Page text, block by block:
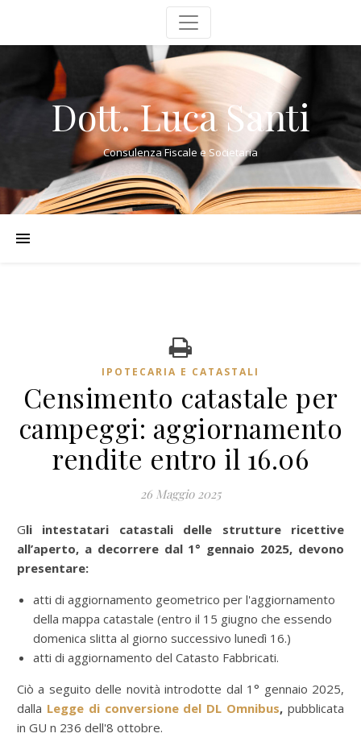
Dott. Luca Santi
Consulenza Fiscale e Societaria
IPOTECARIA E CATASTALI
Censimento catastale per
campeggi: aggiornamento
rendite entro il 16.06
26 Maggio 2025
Gli intestatari catastali delle strutture ricettive
all’aperto, a decorrere dal 1° gennaio 2025, devono
presentare:
atti di aggiornamento geometrico per l'aggiornamento
della mappa catastale (entro il 15 giugno che essendo
domenica slitta al giorno successivo lunedì 16.)
atti di aggiornamento del Catasto Fabbricati.
Ciò a seguito delle novità introdotte dal 1° gennaio 2025,
dalla Legge di conversione del DL Omnibus, pubblicata
in GU n 236 dell'8 ottobre.